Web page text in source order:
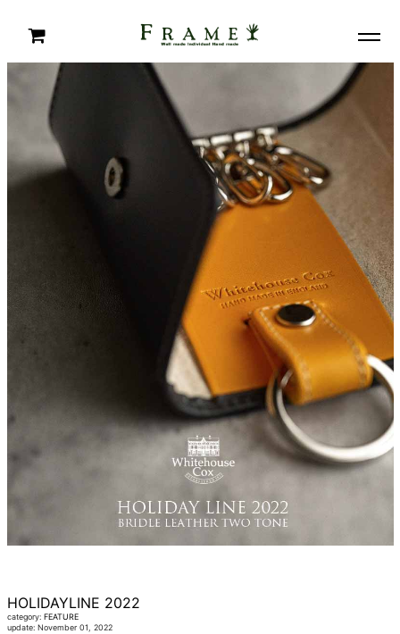
HOLIDAYLINE 2022
category: FEATURE
update: November 01, 2022